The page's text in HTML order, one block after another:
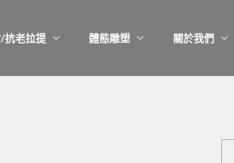
抗老拉提 體態雕塑 關於我們